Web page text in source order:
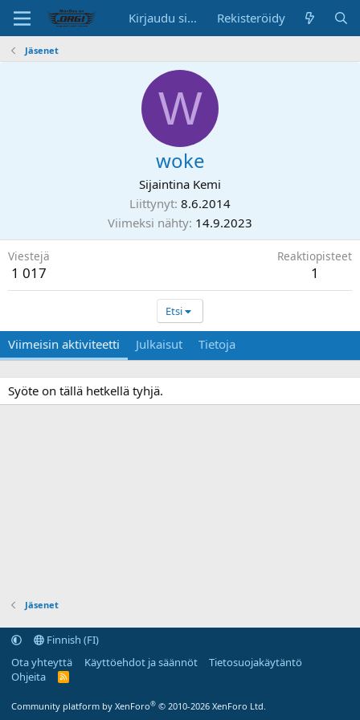
Kirjaudu sisään Rekisteröidy
Jäsenet
W
woke
Sijaintina Kemi
Liittynyt 8.6.2014
Viimeksi nähty 14.9.2023
Viestejä
1 017
Reaktiopisteet
1
Etsi
Viimeisin aktiviteetti Julkaisut Tietoja
Syöte on tällä hetkellä tyhjä.
Jäsenet
Finnish (FI)
Ota yhteyttä
Käyttöehdot ja säännöt
Tietosuojakäytäntö
Ohjeita
R
Community platform by XenForo® © 2010-2026 XenForo Ltd.